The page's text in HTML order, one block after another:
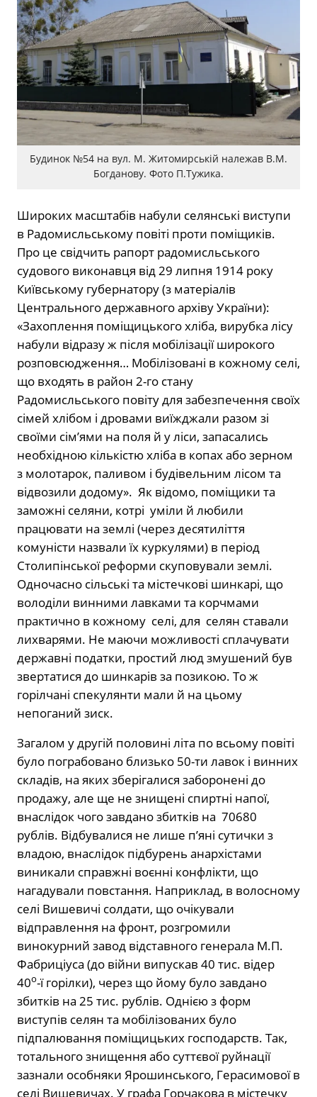
Будинок №54 на вул. М. Житомирській належав В.М.
Богданову. Фото П.Тужика.
Широких масштабів набули селянські виступи
в Радомисльському повіті проти поміщиків.
Про це свідчить рапорт радомисльського
судового виконавця від 29 липня 1914 року
Київському губернатору (з матеріалів
Центрального державного архіву України):
«Захоплення поміщицького хліба, вирубка лісу
набули відразу ж після мобілізації широкого
розповсюдження… Мобілізовані в кожному селі,
що входять в район 2-го стану
Радомисльського повіту для забезпечення своїх
сімей хлібом і дровами виїжджали разом зі
своїми сім’ями на поля й у ліси, запасались
необхідною кількістю хліба в копах або зерном
з молотарок, паливом і будівельним лісом та
відвозили додому». Як відомо, поміщики та
заможні селяни, котрі уміли й любили
працювати на землі (через десятиліття
комуністи назвали їх куркулями) в період
Столипінської реформи скуповували землі.
Одночасно сільські та містечкові шинкарі, що
володіли винними лавками та корчмами
практично в кожному селі, для селян ставали
лихварями. Не маючи можливості сплачувати
державні податки, простий люд змушений був
звертатися до шинкарів за позикою. То ж
горілчані спекулянти мали й на цьому
непоганий зиск.
Загалом у другій половині літа по всьому повіті
було пограбовано близько 50-ти лавок і винних
складів, на яких зберігалися заборонені до
продажу, але ще не знищені спиртні напої,
внаслідок чого завдано збитків на 70680
рублів. Відбувалися не лише п’яні сутички з
владою, внаслідок підбурень анархістами
виникали справжні воєнні конфлікти, що
нагадували повстання. Наприклад, в волосному
селі Вишевичі солдати, що очікували
відправлення на фронт, розгромили
винокурний завод відставного генерала М.П.
Фабриціуса (до війни випускав 40 тис. відер
40о-ї горілки), через що йому було завдано
збитків на 25 тис. рублів. Однією з форм
виступів селян та мобілізованих було
підпалювання поміщицьких господарств. Так,
тотального знищення або суттєвої руйнації
зазнали особняки Ярошинського, Герасимової в
селі Вишевичах. У графа Горчакова в містечку